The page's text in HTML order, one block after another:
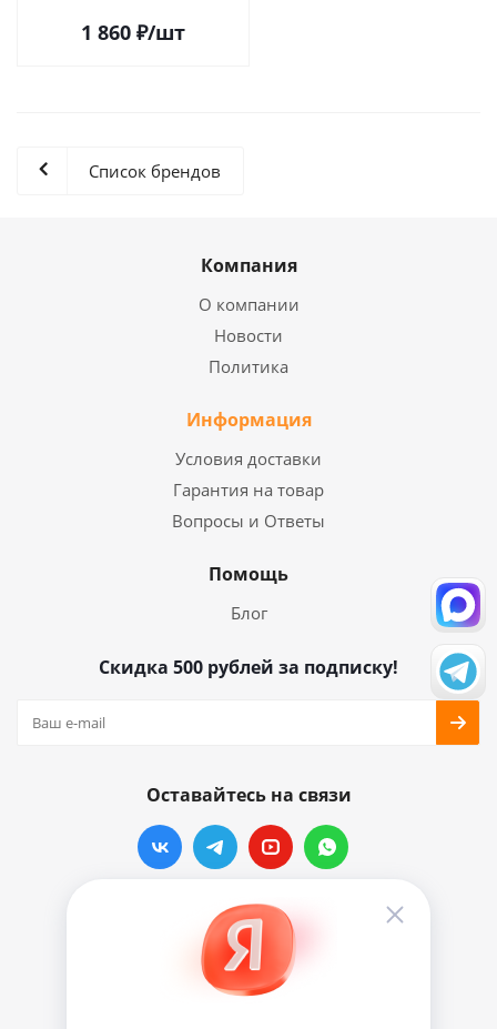
1 860 ₽/шт
Список брендов
Компания
О компании
Новости
Политика
Информация
Условия доставки
Гарантия на товар
Вопросы и Ответы
Помощь
Блог
Скидка 500 рублей за подписку!
Оставайтесь на связи
Наши контакты
info@vinylmarkt.ru